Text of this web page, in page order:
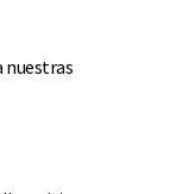
nuestras